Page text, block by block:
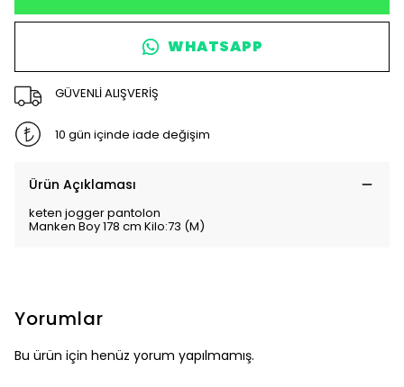
WHATSAPP
GÜVENLİ ALIŞVERİŞ
10 gün içinde iade değişim
Ürün Açıklaması
keten jogger pantolon
Manken Boy 178 cm Kilo:73 (M)
Yorumlar
Bu ürün için henüz yorum yapılmamış.